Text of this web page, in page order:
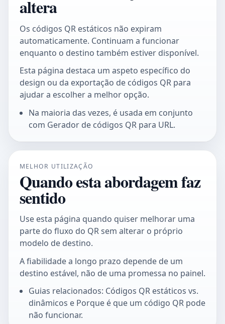
altera
Os códigos QR estáticos não expiram
automaticamente. Continuam a funcionar
enquanto o destino também estiver disponível.
Esta página destaca um aspeto específico do
design ou da exportação de códigos QR para
ajudar a escolher a melhor opção.
Na maioria das vezes, é usada em conjunto
com Gerador de códigos QR para URL.
MELHOR UTILIZAÇÃO
Quando esta abordagem faz
sentido
Use esta página quando quiser melhorar uma
parte do fluxo do QR sem alterar o próprio
modelo de destino.
A fiabilidade a longo prazo depende de um
destino estável, não de uma promessa no painel.
Guias relacionados: Códigos QR estáticos vs.
dinâmicos e Porque é que um código QR pode
não funcionar.